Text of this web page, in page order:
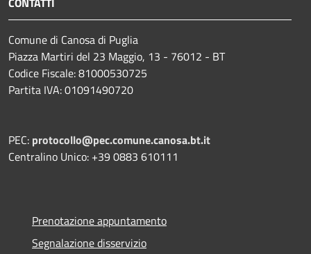
Comune di Canosa di Puglia
Piazza Martiri del 23 Maggio, 13 - 76012 - BT
Codice Fiscale: 81000530725
Partita IVA: 01091490720
PEC: protocollo@pec.comune.canosa.bt.it
Centralino Unico: +39 0883 610111
Prenotazione appuntamento
Segnalazione disservizio